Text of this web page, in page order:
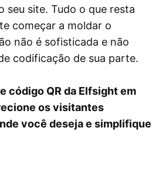
seu site. Tudo o que resta
começar a moldar o
não é sofisticada e não
codificação de sua parte.
código QR da Elfsight em
os visitantes
você deseja e simplifique